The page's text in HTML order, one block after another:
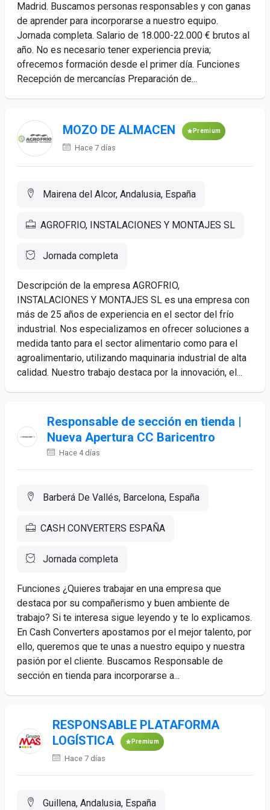
Madrid. Buscamos personas responsables y con ganas
de aprender para incorporarse a nuestro equipo.
Jornada completa. Salario de 18.000-22.000 € brutos al
año. No es necesario tener experiencia previa;
ofrecemos formación desde el primer día. Funciones
Recepción de mercancías Preparación de...
MOZO DE ALMACEN Premium
Hace 7 días
Mairena del Alcor, Andalusia, España
AGROFRIO, INSTALACIONES Y MONTAJES SL
Jornada completa
Descripción de la empresa AGROFRIO,
INSTALACIONES Y MONTAJES SL es una empresa con
más de 25 años de experiencia en el sector del frío
industrial. Nos especializamos en ofrecer soluciones a
medida tanto para el sector alimentario como para el
agroalimentario, utilizando maquinaria industrial de alta
calidad. Nuestro trabajo destaca por la innovación, el...
Responsable de sección en tienda |
Nueva Apertura CC Baricentro
Hace 4 días
Barberá De Vallés, Barcelona, España
CASH CONVERTERS ESPAÑA
Jornada completa
Funciones ¿Quieres trabajar en una empresa que
destaca por su compañerismo y buen ambiente de
trabajo? Si te interesa sigue leyendo y te lo explicamos.
En Cash Converters apostamos por el mejor talento, por
ello, queremos que te unas a nuestro equipo y nuestra
pasión por el cliente. Buscamos Responsable de
sección en tienda para incorporarse a...
RESPONSABLE PLATAFORMA
LOGÍSTICA
Premium
Hace 7 días
Guillena, Andalusia, España